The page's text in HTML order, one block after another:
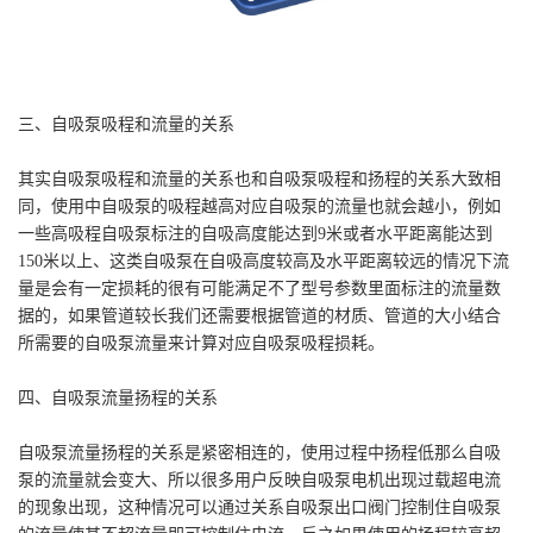
三、自吸泵吸程和流量的关系
其实自吸泵吸程和流量的关系也和自吸泵吸程和扬程的关系大致相
同，使用中自吸泵的吸程越高对应自吸泵的流量也就会越小，例如
一些高吸程自吸泵标注的自吸高度能达到9米或者水平距离能达到
150米以上、这类自吸泵在自吸高度较高及水平距离较远的情况下流
量是会有一定损耗的很有可能满足不了型号参数里面标注的流量数
据的，如果管道较长我们还需要根据管道的材质、管道的大小结合
所需要的自吸泵流量来计算对应自吸泵吸程损耗。
四、自吸泵流量扬程的关系
自吸泵流量扬程的关系是紧密相连的，使用过程中扬程低那么自吸
泵的流量就会变大、所以很多用户反映自吸泵电机出现过载超电流
的现象出现，这种情况可以通过关系自吸泵出口阀门控制住自吸泵